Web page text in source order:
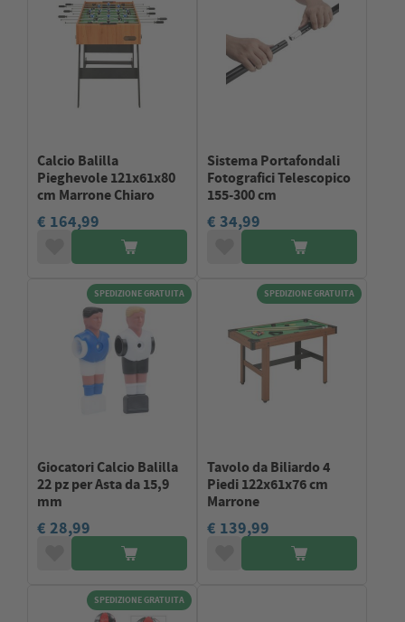
Calcio Balilla
Pieghevole 121x61x80
cm Marrone Chiaro
€ 164,99
Sistema Portafondali
Fotografici Telescopico
155-300 cm
€ 34,99
SPEDIZIONE GRATUITA
Giocatori Calcio Balilla
22 pz per Asta da 15,9
mm
€ 28,99
SPEDIZIONE GRATUITA
Tavolo da Biliardo 4
Piedi 122x61x76 cm
Marrone
€ 139,99
SPEDIZIONE GRATUITA